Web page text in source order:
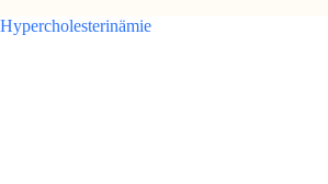
Hypercholesterinämie